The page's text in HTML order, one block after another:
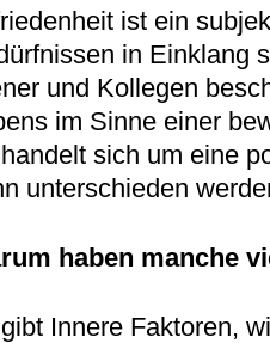
ist ein
in Einklang
und Kollegen
im Sinne einer
sich um eine
unterschieden
haben manche
Innere Faktoren,